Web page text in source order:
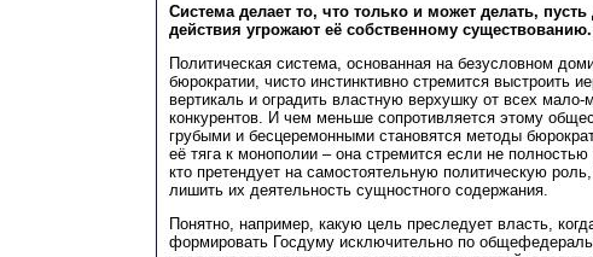
Система делает то, что только и может делать, пусть
действия угрожают её собственному существованию.
Политическая система, основанная на безусловном
бюрократии, чисто инстинктивно стремится выстроить
вертикаль и оградить властную верхушку от всех мало-
конкурентов. И чем меньше сопротивляется этому
грубыми и бесцеремонными становятся методы
её тяга к монополии – она стремится если не полностью
кто претендует на самостоятельную политическую
лишить их деятельность сущностного содержания.
Понятно, например, какую цель преследует власть,
формировать Госдуму исключительно по